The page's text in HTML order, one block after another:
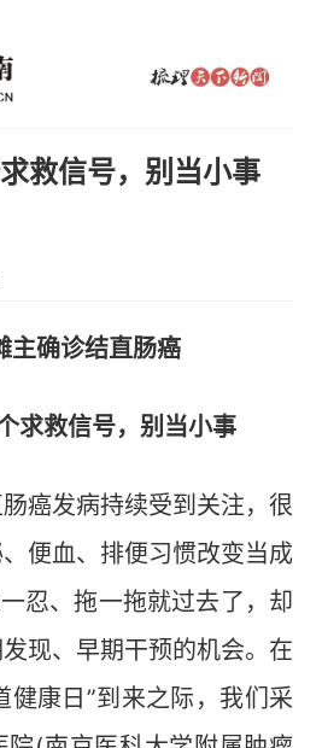
救信号，别当小事
确诊结直肠癌
救信号，别当小事
发病持续受到关注，很
便血、排便习惯改变当成
忍、拖一拖就过去了，却
现、早期干预的机会。在
健康日”到来之际，我们采